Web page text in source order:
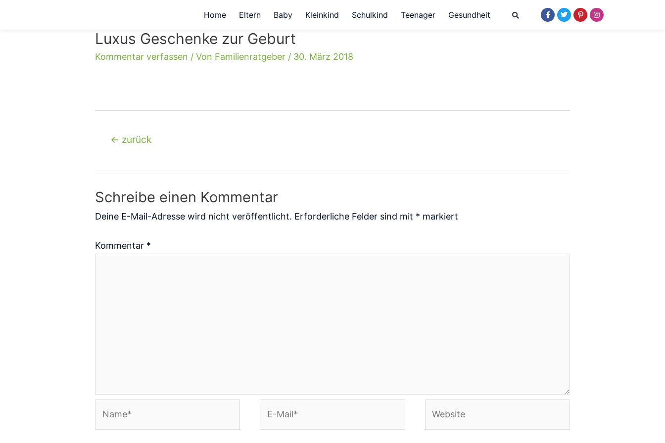
Home Eltern Baby Kleinkind Schulkind Teenager Gesundheit
Luxus Geschenke zur Geburt
Kommentar verfassen / Von Familienratgeber / 30. März 2018
← zurück
Schreibe einen Kommentar
Deine E-Mail-Adresse wird nicht veröffentlicht. Erforderliche Felder sind mit * markiert
Kommentar *